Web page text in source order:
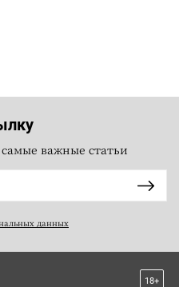
важные статьи
данных
18+